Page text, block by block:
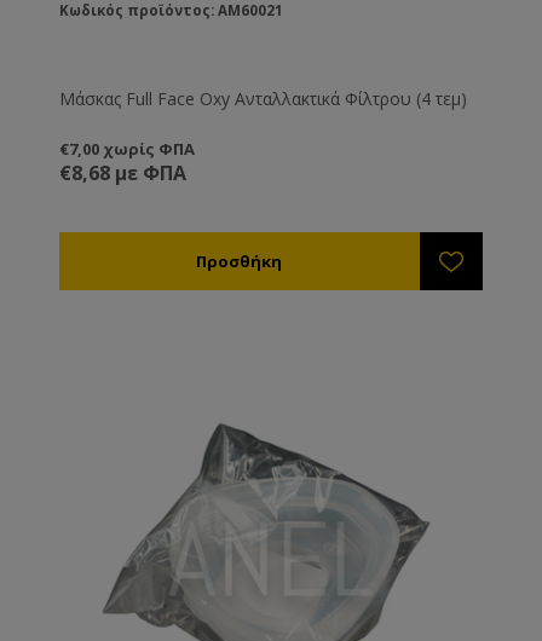
Κωδικός προϊόντος: AM60021
Μάσκας Full Face Oxy Ανταλλακτικά Φίλτρου (4 τεμ)
€7,00 χωρίς ΦΠΑ
€8,68 με ΦΠΑ